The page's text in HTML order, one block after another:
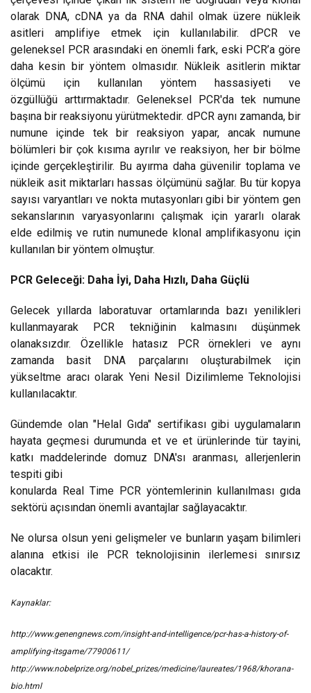
olarak DNA, cDNA ya da RNA dahil olmak üzere nükleik
asitleri amplifiye etmek için kullanılabilir. dPCR ve
geleneksel PCR arasındaki en önemli fark, eski PCR’a göre
daha kesin bir yöntem olmasıdır. Nükleik asitlerin miktar
ölçümü için kullanılan yöntem hassasiyeti ve
özgüllüğü arttırmaktadır. Geleneksel PCR'da tek numune
başına bir reaksiyonu yürütmektedir. dPCR aynı zamanda, bir
numune içinde tek bir reaksiyon yapar, ancak numune
bölümleri bir çok kısıma ayrılır ve reaksiyon, her bir bölme
içinde gerçekleştirilir. Bu ayırma daha güvenilir toplama ve
nükleik asit miktarları hassas ölçümünü sağlar. Bu tür kopya
sayısı varyantları ve nokta mutasyonları gibi bir yöntem gen
sekanslarının varyasyonlarını çalışmak için yararlı olarak
elde edilmiş ve rutin numunede klonal amplifikasyonu için
kullanılan bir yöntem olmuştur.
PCR Geleceği: Daha İyi, Daha Hızlı, Daha Güçlü
Gelecek yıllarda laboratuvar ortamlarında bazı yenilikleri
kullanmayarak PCR tekniğinin kalmasını düşünmek
olanaksızdır. Özellikle hatasız PCR örnekleri ve aynı
zamanda basit DNA parçalarını oluşturabilmek için
yükseltme aracı olarak Yeni Nesil Dizilimleme Teknolojisi
kullanılacaktır.
Gündemde olan "Helal Gıda" sertifikası gibi uygulamaların
hayata geçmesi durumunda et ve et ürünlerinde tür tayini,
katkı maddelerinde domuz DNA'sı aranması, allerjenlerin
tespiti gibi
konularda Real Time PCR yöntemlerinin kullanılması gıda
sektörü açısından önemli avantajlar sağlayacaktır.
Ne olursa olsun yeni gelişmeler ve bunların yaşam bilimleri
alanına etkisi ile PCR teknolojisinin ilerlemesi sınırsız
olacaktır.
Kaynaklar:
http://www.genengnews.com/insight-and-intelligence/pcr-has-a-history-of-
amplifying-itsgame/77900611/
http://www.nobelprize.org/nobel_prizes/medicine/laureates/1968/khorana-
bio.html